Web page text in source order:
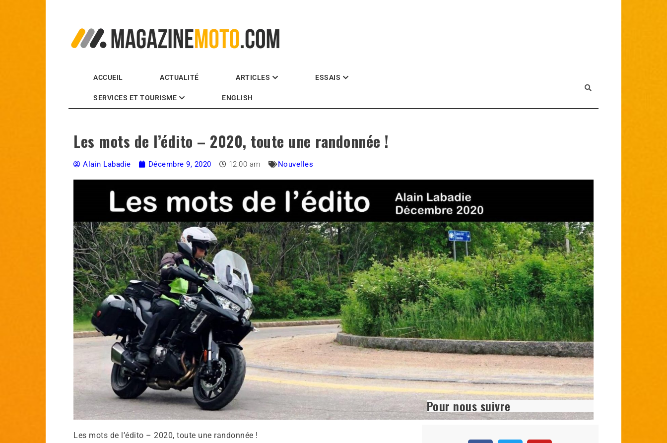
ACCUEIL ACTUALITÉ ARTICLES ESSAIS
SERVICES ET TOURISME ENGLISH
Les mots de l’édito – 2020, toute une randonnée !
Alain Labadie Décembre 9, 2020 12:00 am Nouvelles
Les mots de l’édito – 2020, toute une randonnée !
Pour nous suivre